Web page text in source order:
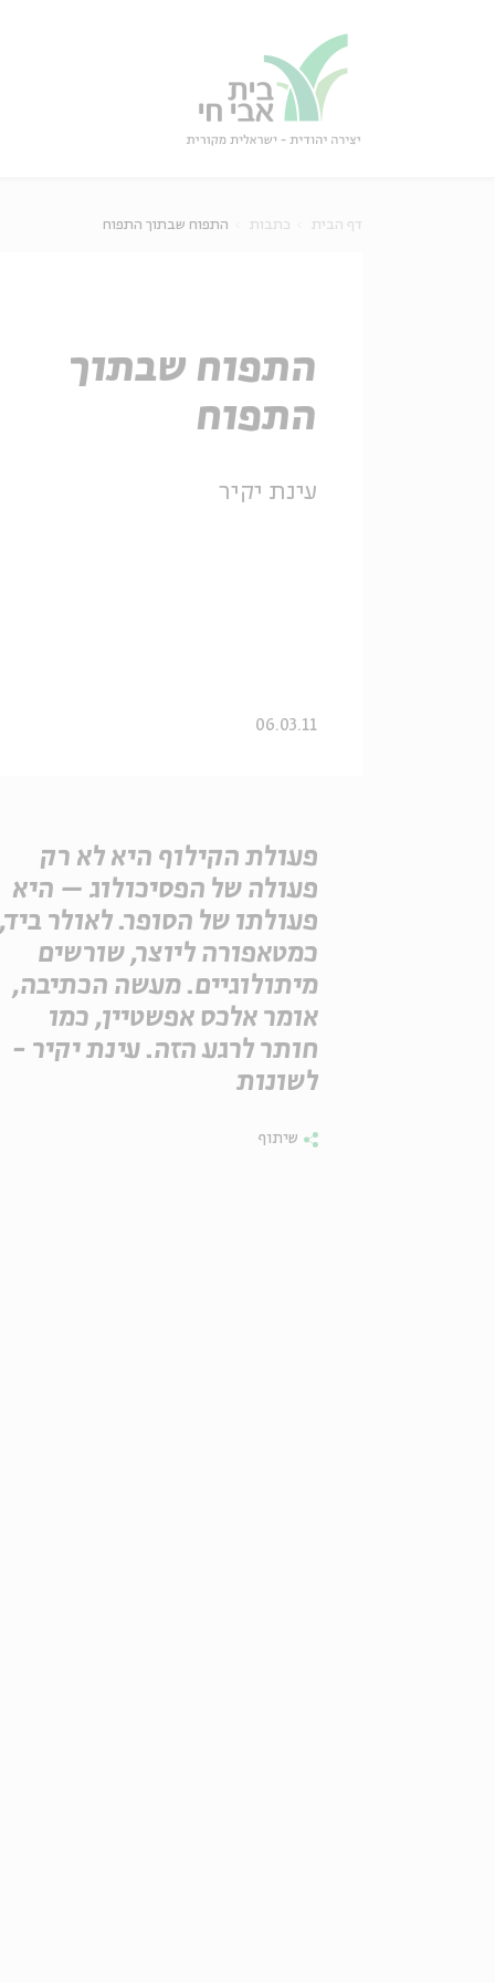
דף הבית כתבות התפוח שבתוך התפוח
התפוח שבתוך
התפוח
עינת יקיר
06.03.11
פעולת הקילוף היא לא רק
פעולה של הפסיכולוג – היא
פעולתו של הסופר. לאולר ביד,
כמטאפורה ליוצר, שורשים
מיתולוגיים. מעשה הכתיבה,
אומר אלכס אפשטיין, כמו
חותר לרגע הזה. עינת יקיר -
לשונות
שיתוף